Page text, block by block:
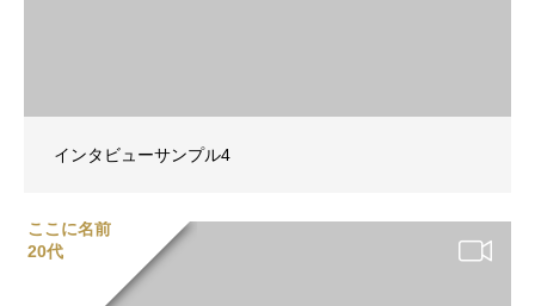
インタビューサンプル4
ここに名前
20代